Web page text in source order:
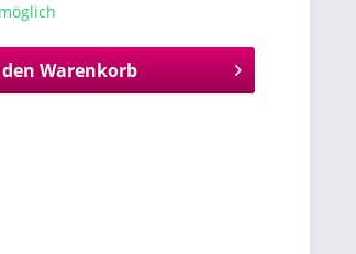
Warenkorb